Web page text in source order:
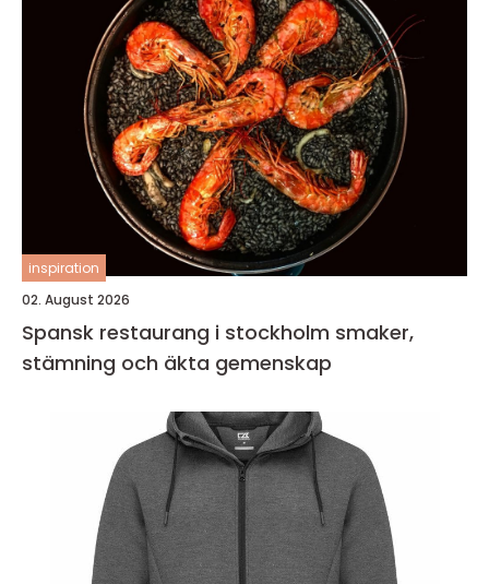
inspiration
02. August 2026
Spansk restaurang i stockholm smaker,
stämning och äkta gemenskap